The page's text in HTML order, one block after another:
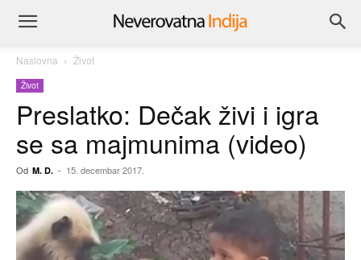
Naslovna Život
Život
Preslatko: Dečak živi i igra
se sa majmunima (video)
Od M. D. - 15. decembar 2017.